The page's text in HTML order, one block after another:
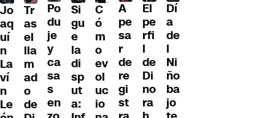
Jo
aq
uí
n
La
ví
n
Le
Tr
as
el
lla
m
ad
o
de
Po
du
je
y
ca
sa
s
en
Si
gu
e
la
di
sp
ut
a:
C
ó
m
o
ev
ol
uc
io
A
pe
sa
r
de
re
gi
st
El
pe
rfi
l
de
Di
no
ra
Dí
a
de
l
Ni
ño
ba
jo